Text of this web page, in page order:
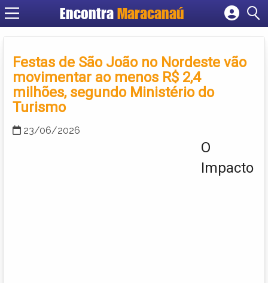
Encontra Maracanaú
Cadastrar empresa
Criar conta
Festas de São João no Nordeste vão
movimentar ao menos R$ 2,4
milhões, segundo Ministério do
Turismo
23/06/2026
O
Impacto